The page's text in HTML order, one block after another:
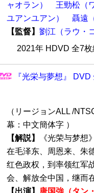
ャオラン）
王勁松（
ユアンユアン）
聶遠
【監督】 劉江（ラウ・
2021年 HDVD 全7枚
『光栄与夢想』 DVD
（リージョンALL /
幕：中文簡体字 ）
【解説】
《光荣与梦想
在毛泽东、周恩来、朱
红色政权，到率领红军
会、解放全中国，继而